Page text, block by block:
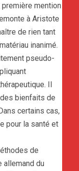
première mention
à Aristote
de rien tant
inanimé.
pseudo-
Il
bienfaits de
certains cas,
pour la santé et
de
allemand du